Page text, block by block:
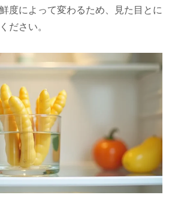
度によって変わるため、見た目とに
ださい。